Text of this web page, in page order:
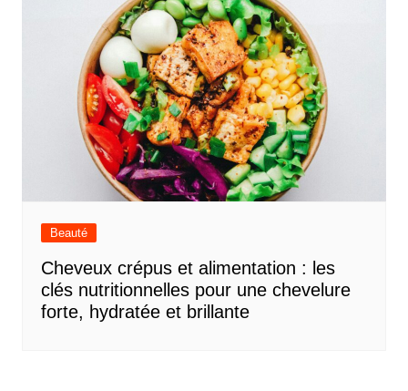
Beauté
Cheveux crépus et alimentation : les
clés nutritionnelles pour une chevelure
forte, hydratée et brillante